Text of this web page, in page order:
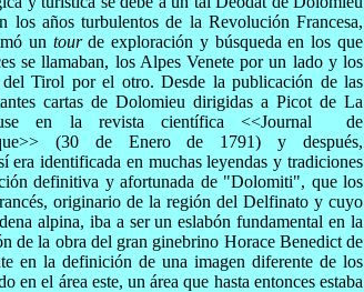
los años turbulentos de la Revolución Francesa,
un tourde exploración y búsqueda en los que
se llamaban, los Alpes Venete por un lado y los
Tirol por el otro. Desde la publicación de las
cartas de Dolomieu dirigidas a Picot de La
en la revista científica <<Journal de
(30 de Enero de 1791) y después,
identificada en muchas leyendas y tradiciones
definitiva y afortunada de "Dolomiti", que los
originario de la región del Delfinato y cuyo
alpina, iba a ser un eslabón fundamental en la
de la obra del gran ginebrino Horace Benedict de
en la definición de una imagen diferente de los
en el área este, un área que hasta entonces estaba